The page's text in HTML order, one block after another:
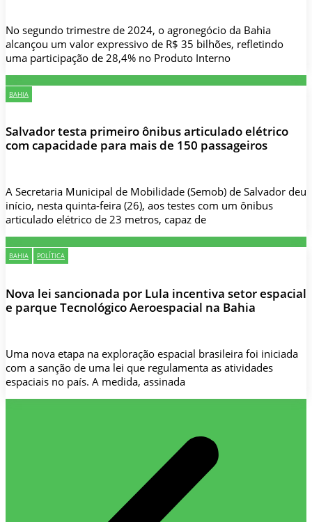
No segundo trimestre de 2024, o agronegócio da Bahia
alcançou um valor expressivo de R$ 35 bilhões, refletindo
uma participação de 28,4% no Produto Interno
BAHIA
Salvador testa primeiro ônibus articulado elétrico
com capacidade para mais de 150 passageiros
A Secretaria Municipal de Mobilidade (Semob) de Salvador deu
início, nesta quinta-feira (26), aos testes com um ônibus
articulado elétrico de 23 metros, capaz de
BAHIA POLÍTICA
Nova lei sancionada por Lula incentiva setor espacial
e parque Tecnológico Aeroespacial na Bahia
Uma nova etapa na exploração espacial brasileira foi iniciada
com a sanção de uma lei que regulamenta as atividades
espaciais no país. A medida, assinada